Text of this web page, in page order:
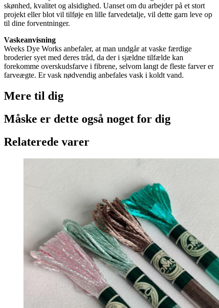
skønhed, kvalitet og alsidighed. Uanset om du arbejder på et stort
projekt eller blot vil tilføje en lille farvedetalje, vil dette garn leve op
til dine forventninger.
Vaskeanvisning
Weeks Dye Works anbefaler, at man undgår at vaske færdige
broderier syet med deres tråd, da der i sjældne tilfælde kan
forekomme overskudsfarve i fibrene, selvom langt de fleste farver er
farveægte. Er vask nødvendig anbefales vask i koldt vand.
Mere til dig
Måske er dette også noget for dig
Relaterede varer